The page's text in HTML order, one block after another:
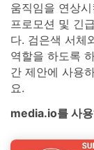
움직임을 연상
프로모션 및 긴
다. 검은색 서체
역할을 하도록
간 제안에 사용
요.
media.io를 사